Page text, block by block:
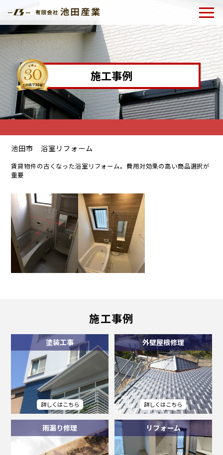
施工事例
池田市 浴室リフォーム
賃貸物件の古くなった浴室リフォーム。費用対効果の高い商品選択が
重要
施工事例
塗装工事 外壁屋根修理
雨漏り修理 リフォーム